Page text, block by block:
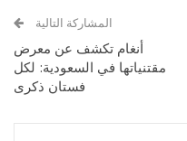
المشاركة التالية
أنغام تكشف عن معرض
مقتنياتها في السعودية: لكل
فستان ذكرى